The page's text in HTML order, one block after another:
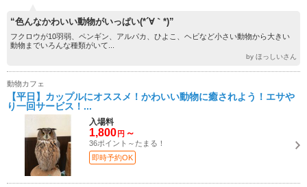
“色んなかわいい動物がいっぱい(*´∀｀*)”
フクロウが10羽弱、ペンギン、アルパカ、ひよこ、ヘビなど小さい動物から大きい
動物までいろんな種類がいて...
by ほっしいさん
動物カフェ
【平日】カップルにオススメ！かわいい動物に癒されよう！エサや
り一回サービス！...
入場料
1,800 円 ～
36ポイント～たまる！
即時予約OK